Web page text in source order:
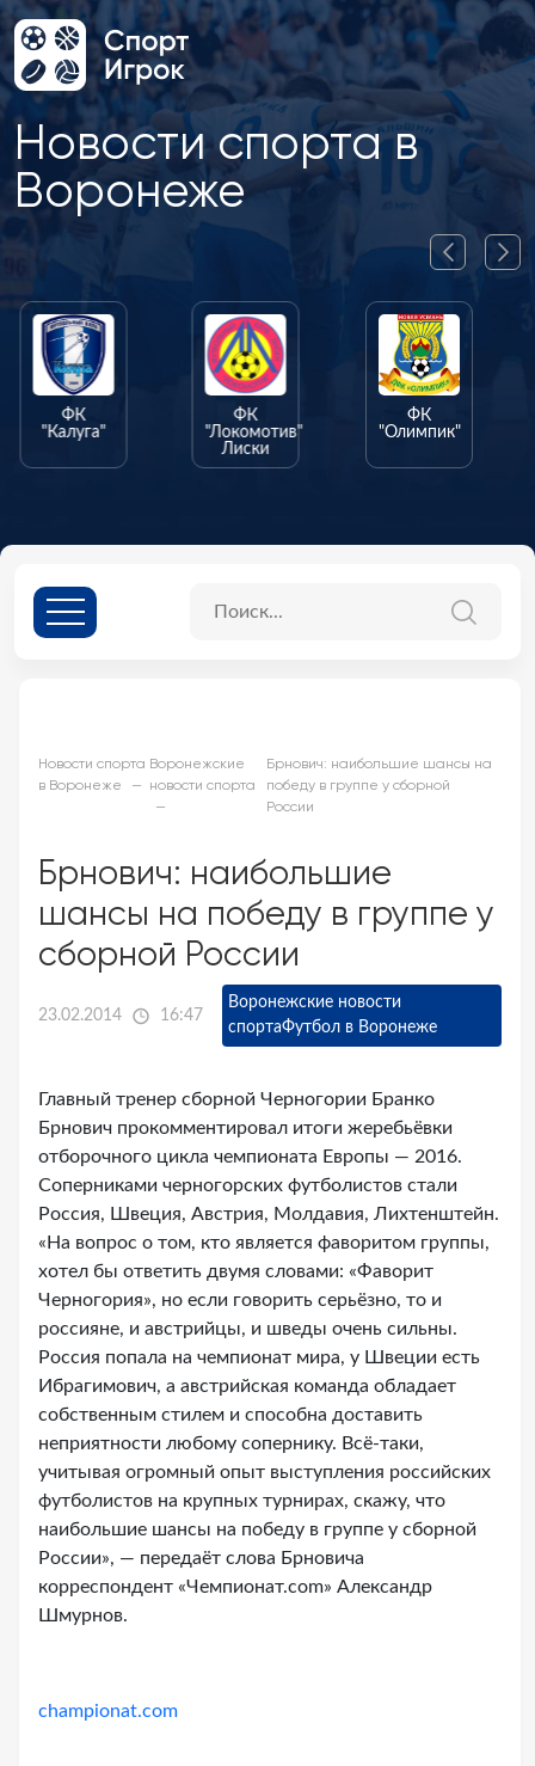
Новости спорта в
Воронеже
ФК
"Калуга"
ФК
"Локомотив"
Лиски
ФК
"Олимпик"
Новости спорта
в Воронеже
Воронежские
новости спорта
Брнович: наибольшие шансы на
победу в группе у сборной
России
Брнович: наибольшие
шансы на победу в группе у
сборной России
23.02.2014 16:47
Воронежские новости
спортаФутбол в Воронеже
Главный тренер сборной Черногории Бранко
Брнович прокомментировал итоги жеребьёвки
отборочного цикла чемпионата Европы — 2016.
Соперниками черногорских футболистов стали
Россия, Швеция, Австрия, Молдавия, Лихтенштейн.
«На вопрос о том, кто является фаворитом группы,
хотел бы ответить двумя словами: «Фаворит
Черногория», но если говорить серьёзно, то и
россияне, и австрийцы, и шведы очень сильны.
Россия попала на чемпионат мира, у Швеции есть
Ибрагимович, а австрийская команда обладает
собственным стилем и способна доставить
неприятности любому сопернику. Всё-таки,
учитывая огромный опыт выступления российских
футболистов на крупных турнирах, скажу, что
наибольшие шансы на победу в группе у сборной
России», — передаёт слова Брновича
корреспондент «Чемпионат.com» Александр
Шмурнов.
championat.com